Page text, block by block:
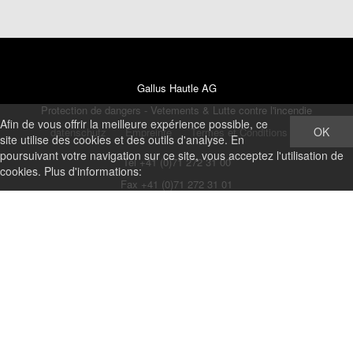
Gallus Hautle AG
Protection de dangers - Vetements & Lutte contre l'incendie
datenschutz
Empreinte
Termes et Conditions
Tel +41 (0)71 272 31 00
Fax +41 (0)71 272 31 01
OK
Afin de vous offrir la meilleure expérience possible, ce
site utilise des cookies et des outils d'analyse. En
poursuivant votre navigation sur ce site, vous acceptez l'utilisation de
cookies. Plus d'informations: